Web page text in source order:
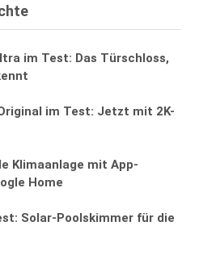
im Test: Das Türschloss,
im Test: Jetzt mit 2K-
Klimaanlage mit App-
Home
Solar-Poolskimmer für die